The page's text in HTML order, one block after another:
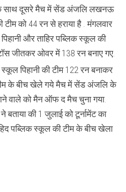
के साथ दूसरे मैच में सेंड अंजलि लखनऊ
टीम को 44 रन से हराया है . मंगलवार
और ताहिर पब्लिक स्कूल की
जीतकर ओवर में 138 रन बनाए गए.
पिहानी की टीम 122 रन बनाकर
के बीच खेले गये मैच में सेंड अंजलि के
वाले को मैन ऑफ द मैच चुना गया.
ने बताया की 1 जुलाई को टूर्नामेंट का
पब्लिक स्कूल की टीम के बीच खेला